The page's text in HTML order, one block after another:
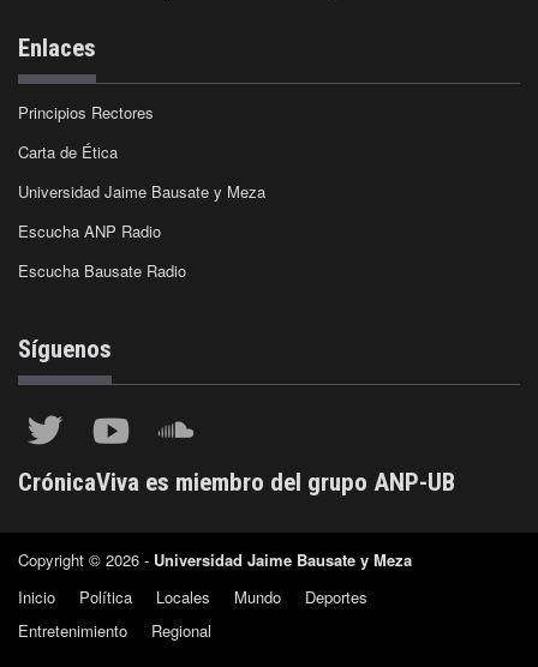
Enlaces
Principios Rectores
Carta de Ética
Universidad Jaime Bausate y Meza
Escucha ANP Radio
Escucha Bausate Radio
Síguenos
CrónicaViva es miembro del grupo ANP-UB
Copyright © 2026 - Universidad Jaime Bausate y Meza
Inicio
Política Locales Mundo
Deportes
Entretenimiento
Regional